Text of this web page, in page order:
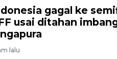
gagal ke
usai ditahan
lalu